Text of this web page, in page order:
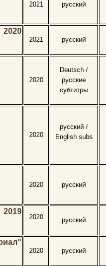
2021 русский
2021 русский
2020
Deutsch /
русские
субтитры
2020
русский /
English subs
2020 русский
2020 русский
2020 русский